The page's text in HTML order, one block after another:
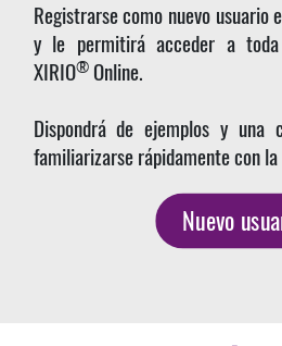
Registrarse como nuevo usuario
y le permitirá acceder a
XIRIO®Online.
Dispondrá de ejemplos y una
familiarizarse rápidamente con
Nuevo